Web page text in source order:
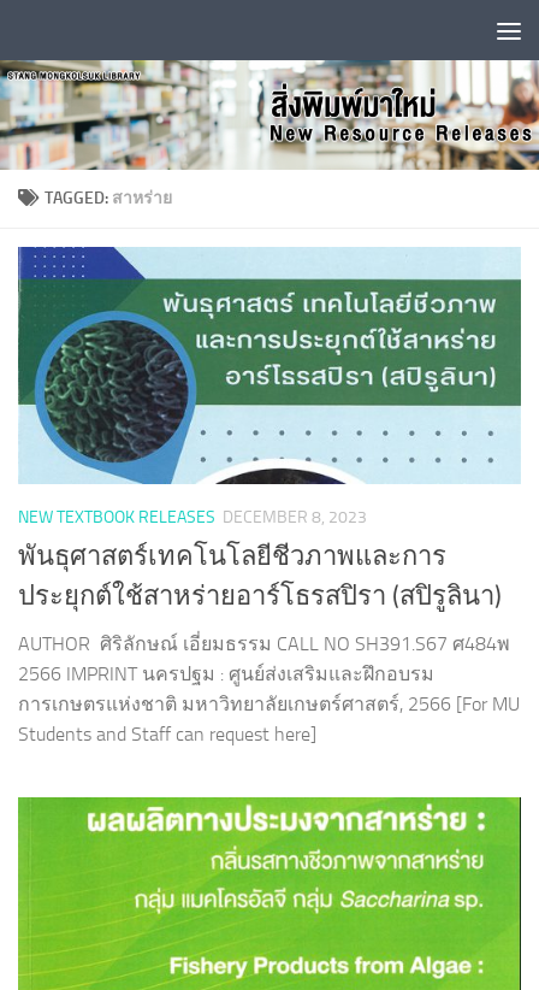
TAGGED: สาหร่าย
NEW TEXTBOOK RELEASES DECEMBER 8, 2023
พันธุศาสตร์เทคโนโลยีชีวภาพและการ
ประยุกต์ใช้สาหร่ายอาร์โธรสปิรา (สปิรูลินา)
AUTHOR ศิริลักษณ์ เอี่ยมธรรม CALL NO SH391.S67 ศ484พ
2566 IMPRINT นครปฐม : ศูนย์ส่งเสริมและฝึกอบรม
การเกษตรแห่งชาติ มหาวิทยาลัยเกษตร์ศาสตร์, 2566 [For MU
Students and Staff can request here]